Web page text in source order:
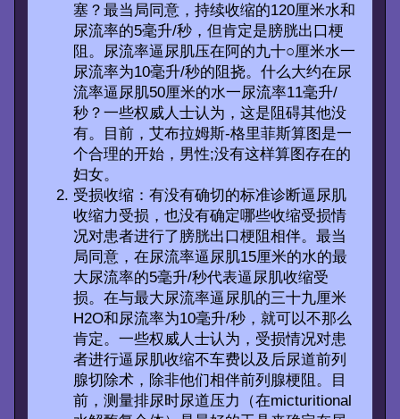
塞？最当局同意，持续收缩的120厘米水和
尿流率的5毫升/秒，但肯定是膀胱出口梗
阻。尿流率逼尿肌压在阿的九十○厘米水一
尿流率为10毫升/秒的阻挠。什么大约在尿
流率逼尿肌50厘米的水一尿流率11毫升/
秒？一些权威人士认为，这是阻碍其他没
有。目前，艾布拉姆斯-格里菲斯算图是一
个合理的开始，男性;没有这样算图存在的
妇女。
受损收缩：有没有确切的标准诊断逼尿肌
收缩力受损，也没有确定哪些收缩受损情
况对患者进行了膀胱出口梗阻相伴。最当
局同意，在尿流率逼尿肌15厘米的水的最
大尿流率的5毫升/秒代表逼尿肌收缩受
损。在与最大尿流率逼尿肌的三十九厘米
H2O和尿流率为10毫升/秒，就可以不那么
肯定。一些权威人士认为，受损情况对患
者进行逼尿肌收缩不车费以及后尿道前列
腺切除术，除非他们相伴前列腺梗阻。目
前，测量排尿时尿道压力（在micturitional